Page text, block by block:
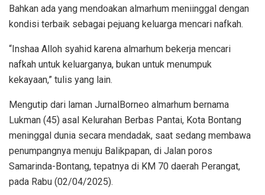
Bahkan ada yang mendoakan almarhum meniinggal dengan
kondisi terbaik sebagai pejuang keluarga mencari nafkah.
“Inshaa Alloh syahid karena almarhum bekerja mencari
nafkah untuk keluarganya, bukan untuk menumpuk
kekayaan,” tulis yang lain.
Mengutip dari laman JurnalBorneo almarhum bernama
Lukman (45) asal Kelurahan Berbas Pantai, Kota Bontang
meninggal dunia secara mendadak, saat sedang membawa
penumpangnya menuju Balikpapan, di Jalan poros
Samarinda-Bontang, tepatnya di KM 70 daerah Perangat,
pada Rabu (02/04/2025).